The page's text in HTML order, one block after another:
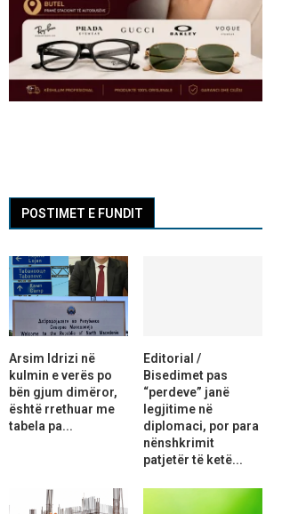
POSTIMET E FUNDIT
Arsim Idrizi në
kulmin e verës po
bën gjum dimëror,
është rrethuar me
tabela pa...
Editorial /
Bisedimet pas
“perdeve” janë
legjitime në
diplomaci, por para
nënshkrimit
patjetër të ketë...